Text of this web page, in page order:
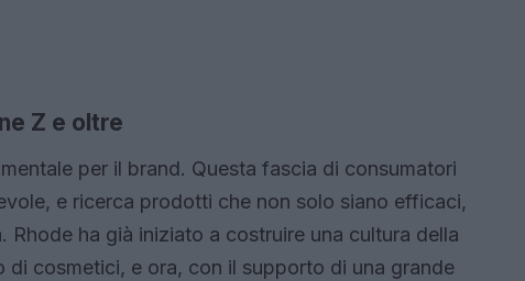
Z e oltre
per il brand. Questa fascia di consumatori
e ricerca prodotti che non solo siano efficaci,
Rhode ha già iniziato a costruire una cultura della
di cosmetici, e ora, con il supporto di una grande